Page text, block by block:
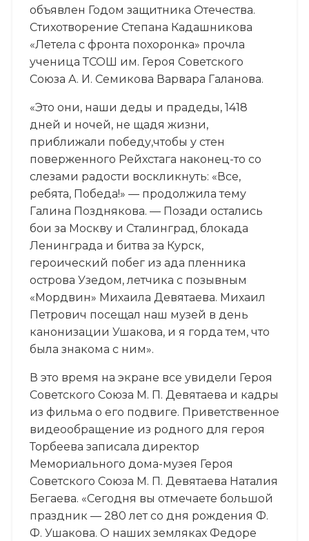
объявлен Годом защитника Отечества.
Стихотворение Степана Кадашникова
«Летела с фронта похоронка» прочла
ученица ТСОШ им. Героя Советского
Союза А. И. Семикова Варвара Галанова.
«Это они, наши деды и прадеды, 1418
дней и ночей, не щадя жизни,
приближали победу,чтобы у стен
поверженного Рейхстага наконец-то со
слезами радости воскликнуть: «Все,
ребята, Победа!» — продолжила тему
Галина Позднякова. — Позади остались
бои за Москву и Сталинград, блокада
Ленинграда и битва за Курск,
героический побег из ада пленника
острова Узедом, летчика с позывным
«Мордвин» Михаила Девятаева. Михаил
Петрович посещал наш музей в день
канонизации Ушакова, и я горда тем, что
была знакома с ним».
В это время на экране все увидели Героя
Советского Союза М. П. Девятаева и кадры
из фильма о его подвиге. Приветственное
видеообращение из родного для героя
Торбеева записала директор
Мемориального дома-музея Героя
Советского Союза М. П. Девятаева Наталия
Бегаева. «Сегодня вы отмечаете большой
праздник — 280 лет со дня рождения Ф.
Ф. Ушакова. О наших земляках Федоре